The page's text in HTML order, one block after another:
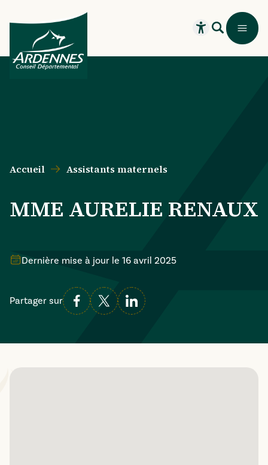
Recherche
Ouvrir leMenu
Accueil Assistants maternels
MME AURELIE RENAUX
Dernière mise à jour le 16 avril 2025
Partager sur